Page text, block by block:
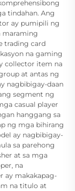
tindahan. Ang
ay pumipili ng
maraming
trading card
na gaming
collector item na
at antas ng
nagbibigay-daan
segment ng
casual player
hanggang sa
ng mga bihirang
ay nagbibigay-
sa parehong
at sa mga
na
ay makakapag-
na titulo at